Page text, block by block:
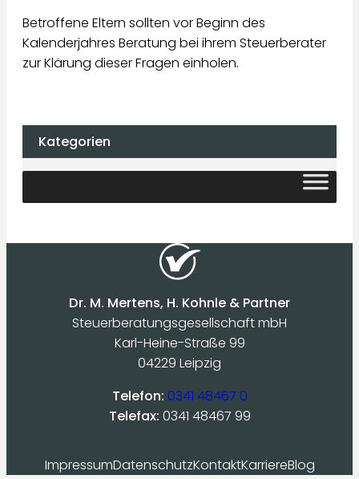
Betroffene Eltern sollten vor Beginn des
Kalenderjahres Beratung bei ihrem Steuerberater
zur Klärung dieser Fragen einholen.
Kategorien
Dr. M. Mertens, H. Kohnle & Partner
Steuerberatungsgesellschaft mbH
Karl-Heine-Straße 99
04229 Leipzig
Telefon: 0341 48467 0
Telefax: 0341 48467 99
ImpressumDatenschutzKontaktKarriereBlog